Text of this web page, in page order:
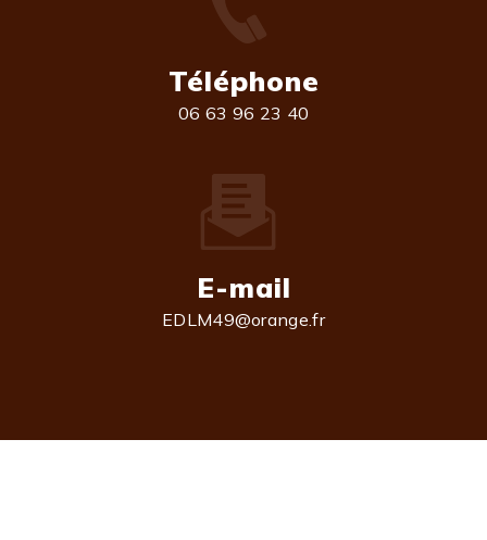
Téléphone
06 63 96 23 40
E-mail
EDLM49@orange.fr